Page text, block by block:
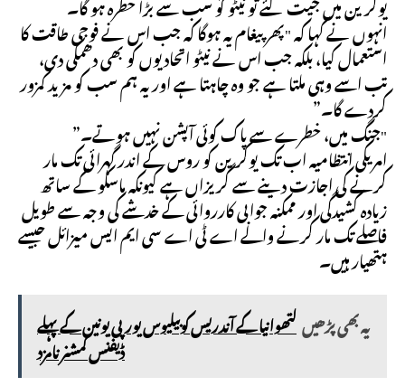
انہوں نے کہا کہ "پھر پیغام یہ ہوگا کہ جب اس نے فوجی طاقت کا
استعمال کیا، بلکہ جب اس نے نیٹو اتحادیوں کو بھی دھمکی دی،
تب اسے وہی ملتا ہے جو وہ چاہتا ہے اور یہ ہم سب کو مزید کمزور
کردے گا۔”
"جنگ میں، خطرے سے پاک کوئی آپشن نہیں ہوتے۔”
امریکی انتظامیہ اب تک یوکرین کو روس کے اندر گہرائی تک مار
کرنے کی اجازت دینے سے گریزاں ہے کیونکہ ماسکو کے ساتھ
زیادہ کشیدگی اور ممکنہ جوابی کارروائی کے خدشے کی وجہ سے طویل
فاصلے تک مار کرنے والے اے ٹی اے سی ایم ایس میزائل جیسے
ہتھیار ہیں۔
یہ بھی پڑھیںلتھوانیا کے آندریس کوبیلیوس یورپی یونین کے پہلے
ڈیفنس کمشنر نامزد